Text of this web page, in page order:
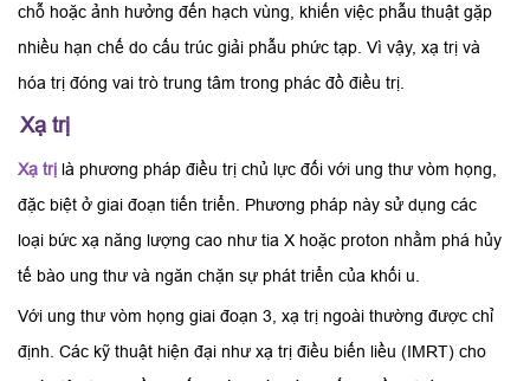
chỗ hoặc ảnh hưởng đến hạch vùng, khiến việc phẫu thuật gặp
nhiều hạn chế do cấu trúc giải phẫu phức tạp. Vì vậy, xạ trị và
hóa trị đóng vai trò trung tâm trong phác đồ điều trị.
Xạ trị
Xạ trị là phương pháp điều trị chủ lực đối với ung thư vòm họng,
đặc biệt ở giai đoạn tiến triển. Phương pháp này sử dụng các
loại bức xạ năng lượng cao như tia X hoặc proton nhằm phá hủy
tế bào ung thư và ngăn chặn sự phát triển của khối u.
Với ung thư vòm họng giai đoạn 3, xạ trị ngoài thường được chỉ
định. Các kỹ thuật hiện đại như xạ trị điều biến liều (IMRT) cho